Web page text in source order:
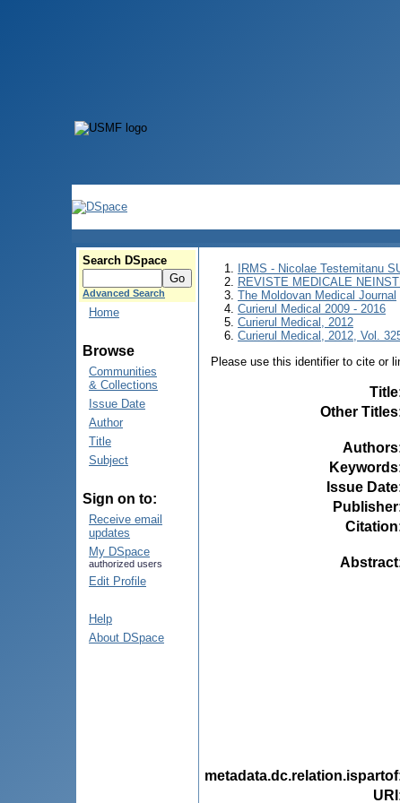
Search DSpace
Advanced Search
Home
Browse
Communities
& Collections
Issue Date
Author
Title
Subject
Sign on to:
Receive email
updates
My DSpace
authorized users
Edit Profile
Help
About DSpace
IRMS - Nicolae Testemitanu
REVISTE MEDICALE
The Moldovan Medical Journal
Curierul Medical 2009 - 2016
Curierul Medical, 2012
Curierul Medical, 2012, Vol.
Please use this identifier to cite or
Title
Other Titles
Authors
Keywords
Issue Date
Publisher
Citation
Abstract
metadata.dc.relation.ispartof
URI